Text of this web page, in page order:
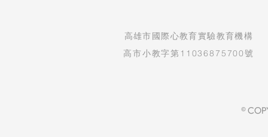
​高雄市國際心教育實驗教育機構
高市小教字第11036875700號
©